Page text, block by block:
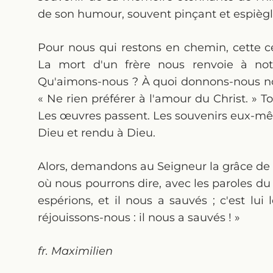
de son humour, souvent pinçant et
Pour nous qui restons en chemin, cette
La mort d'un frère nous renvoie à
Qu'aimons-nous ? À quoi donnons-nous
« Ne rien préférer à l'amour du Christ. »
Les œuvres passent. Les souvenirs eux-
Dieu et rendu à Dieu.
Alors, demandons au Seigneur la grâce
où nous pourrons dire, avec les paroles
espérions, et il nous a sauvés ; c'est lui
réjouissons-nous : il nous a sauvés ! »
fr. Maximilien